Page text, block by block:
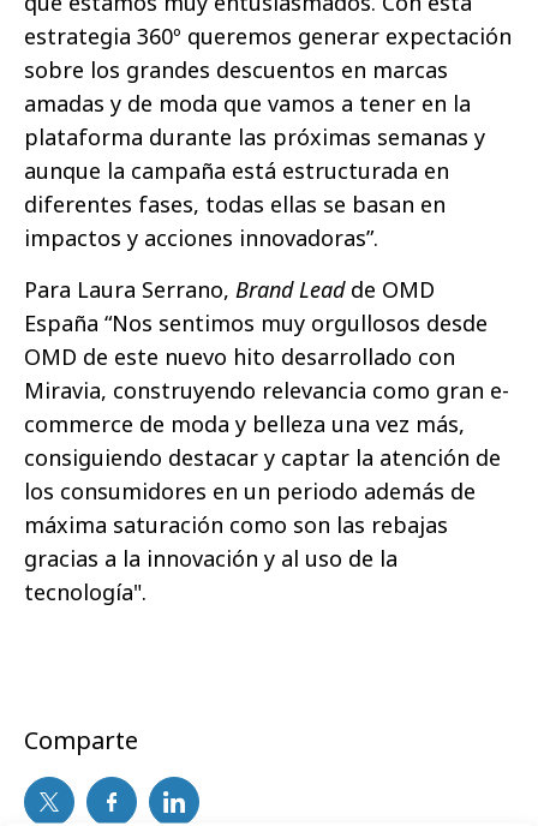
estrategia 360º queremos generar expectación
sobre los grandes descuentos en marcas
amadas y de moda que vamos a tener en la
plataforma durante las próximas semanas y
aunque la campaña está estructurada en
diferentes fases, todas ellas se basan en
impactos y acciones innovadoras”.
Para Laura Serrano, Brand Lead de OMD
España “Nos sentimos muy orgullosos desde
OMD de este nuevo hito desarrollado con
Miravia, construyendo relevancia como gran e-
commerce de moda y belleza una vez más,
consiguiendo destacar y captar la atención de
los consumidores en un periodo además de
máxima saturación como son las rebajas
gracias a la innovación y al uso de la
tecnología".
Comparte